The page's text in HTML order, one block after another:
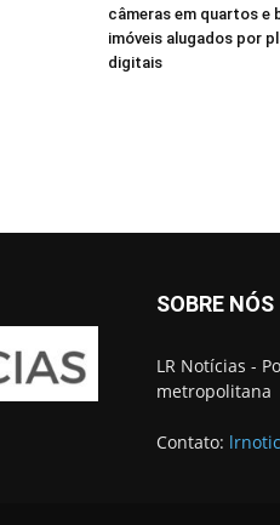
câmeras em quartos e
imóveis alugados por
digitais
SOBRE NÓS
LR Notícias -
metropolitana
Contato: